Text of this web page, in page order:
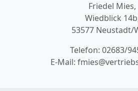
Friedel Mies,
Wiedblick
53577 Neustadt/
Telefon: 02683/
E-Mail: